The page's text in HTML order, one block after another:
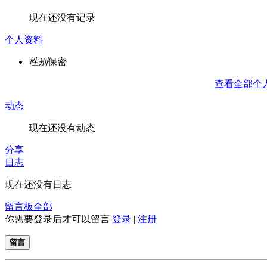
现在还没有记录
个人资料
性别保密
查看全部个
动态
现在还没有动态
分享
日志
现在还没有日志
留言板全部
你需要登录后才可以留言 登录 | 注册
留言